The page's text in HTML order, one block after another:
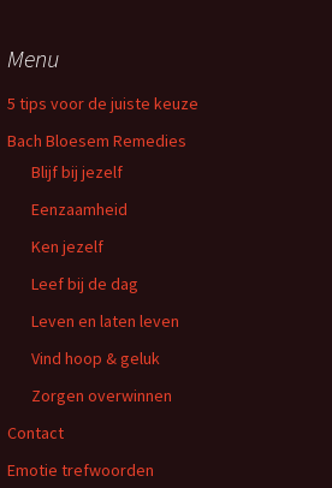
Menu
5 tips voor de juiste keuze
Bach Bloesem Remedies
Blijf bij jezelf
Eenzaamheid
Ken jezelf
Leef bij de dag
Leven en laten leven
Vind hoop & geluk
Zorgen overwinnen
Contact
Emotie trefwoorden